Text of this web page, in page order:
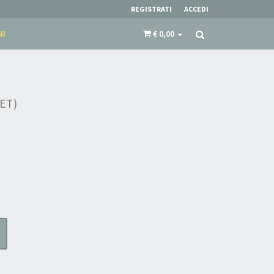
REGISTRATI ACCEDI
€ 0,00